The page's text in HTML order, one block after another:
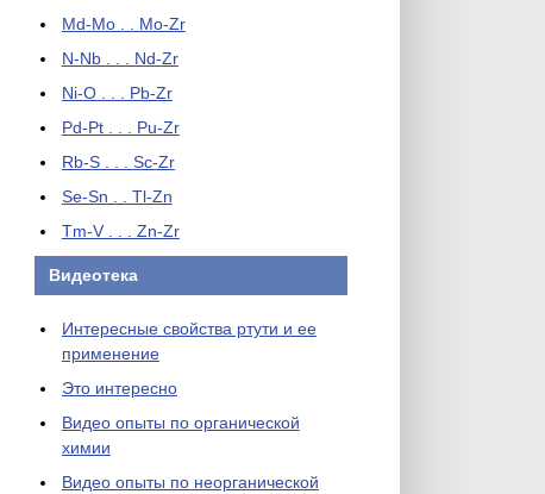
Md-Mo . . Mo-Zr
N-Nb . . . Nd-Zr
Ni-O . . . Pb-Zr
Pd-Pt . . . Pu-Zr
Rb-S . . . Sc-Zr
Se-Sn . . Tl-Zn
Tm-V . . . Zn-Zr
Видеотека
Интересные свойства ртути и ее
применение
Это интересно
Видео опыты по органической
химии
Видео опыты по неорганической